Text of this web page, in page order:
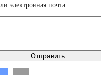
электронная почта